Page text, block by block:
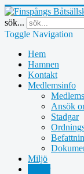
sök...
Toggle Navigation
Hem
Hamnen
Kontakt
Medlemsinfo
Ansök
Stadgar
Miljö